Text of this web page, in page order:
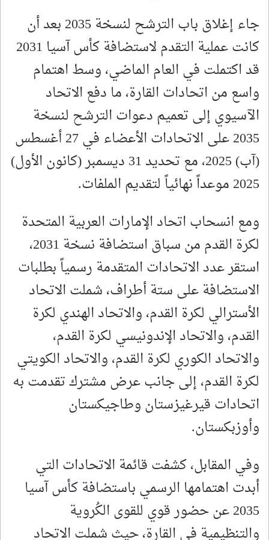
جاء إغلاق باب الترشح لنسخة 2035 بعد أن
كانت عملية التقدم لاستضافة كأس آسيا 2031
قد اكتملت في العام الماضي، وسط اهتمام
واسع من اتحادات القارة، ما دفع الاتحاد
الآسيوي إلى تعميم دعوات الترشح لنسخة
2035 على الاتحادات الأعضاء في 27 أغسطس
(آب) 2025، مع تحديد 31 ديسمبر (كانون الأول)
2025 موعداً نهائياً لتقديم الملفات.
ومع انسحاب اتحاد الإمارات العربية المتحدة
لكرة القدم من سباق استضافة نسخة 2031،
استقر عدد الاتحادات المتقدمة رسمياً بطلبات
الاستضافة على ستة أطراف، شملت الاتحاد
الأسترالي لكرة القدم، والاتحاد الهندي لكرة
القدم، والاتحاد الإندونيسي لكرة القدم،
والاتحاد الكوري لكرة القدم، والاتحاد الكويتي
لكرة القدم، إلى جانب عرض مشترك تقدمت به
اتحادات قيرغيزستان وطاجيكستان
وأوزبكستان.
وفي المقابل، كشفت قائمة الاتحادات التي
أبدت اهتمامها الرسمي باستضافة كأس آسيا
2035 عن حضور قوي للقوى الكُروية
والتنظيمية في القارة، حيث شملت الاتحاد